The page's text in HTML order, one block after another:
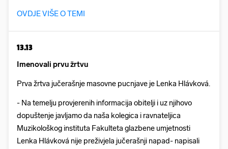
OVDJE VIŠE O TEMI
13.13
Imenovali prvu žrtvu
Prva žrtva jučerašnje masovne pucnjave je Lenka Hlávková.
- Na temelju provjerenih informacija obitelji i uz njihovo
dopuštenje javljamo da naša kolegica i ravnateljica
Muzikološkog instituta Fakulteta glazbene umjetnosti
Lenka Hlávková nije preživjela jučerašnji napad- napisali